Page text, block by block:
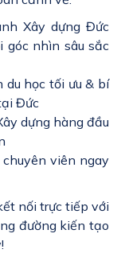
Xây dựng Đức
góc nhìn sâu sắc
học tối ưu & bí
Đức
dựng hàng đầu
viên ngay
nối trực tiếp với
đường kiến tạo